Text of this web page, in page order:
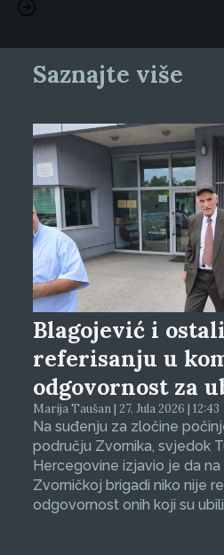
Saznajte više
Blagojević i
referisanju u
odgovornost za
Marija Taušan | 27. Jula 2026 | 12:43
Na suđenju za zločine
području Zvornika, svjedok
Hercegovine izjavio je da na
Zvorničkoj brigadi niko nije
odgovornost onih koji su